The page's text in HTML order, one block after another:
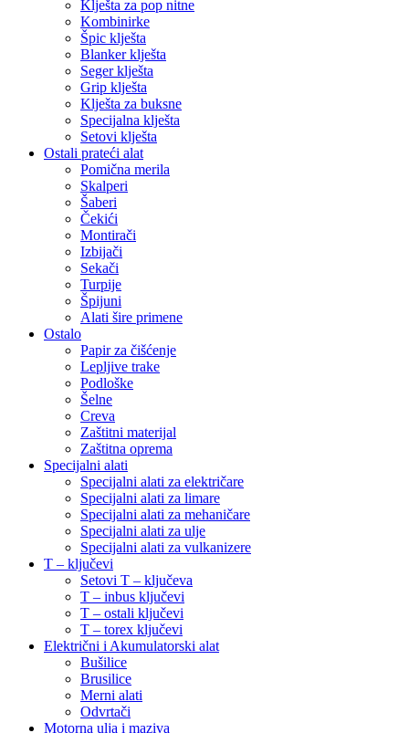
Klješta za pop nitne
Kombinirke
Špic klješta
Blanker klješta
Seger klješta
Grip klješta
Klješta za buksne
Specijalna klješta
Setovi klješta
Ostali prateći alat
Pomična merila
Skalperi
Šaberi
Čekići
Montirači
Izbijači
Sekači
Turpije
Špijuni
Alati šire primene
Ostalo
Papir za čišćenje
Lepljive trake
Podloške
Šelne
Creva
Zaštitni materijal
Zaštitna oprema
Specijalni alati
Specijalni alati za električare
Specijalni alati za limare
Specijalni alati za mehaničare
Specijalni alati za ulje
Specijalni alati za vulkanizere
T – ključevi
Setovi T – ključeva
T – inbus ključevi
T – ostali ključevi
T – torex ključevi
Električni i Akumulatorski alat
Bušilice
Brusilice
Merni alati
Odvrtači
Motorna ulja i maziva